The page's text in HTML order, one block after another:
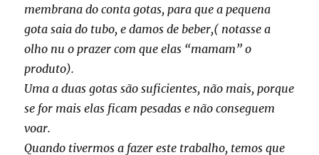
membrana do conta gotas, para que a pequena
gota saia do tubo, e damos de beber,( notasse a
olho nu o prazer com que elas “mamam” o
produto).
Uma a duas gotas são suficientes, não mais, porque
se for mais elas ficam pesadas e não conseguem
voar.
Quando tivermos a fazer este trabalho, temos que